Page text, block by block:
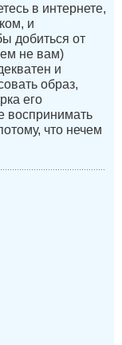
в интернете,
и
добиться от
не вам)
и
образ,
его
воспринимать
что нечем